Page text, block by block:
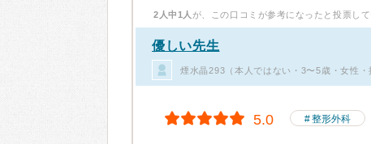
2人中1人 が、この口コミが参考になったと投票して
優しい先生
煙水晶293（本人ではない・3〜5歳・女性・
5.0 整形外科